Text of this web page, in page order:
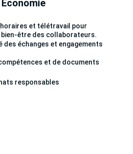
Économie
et télétravail pour
bien-être des collaborateurs.
des échanges et engagements
et de documents
responsables